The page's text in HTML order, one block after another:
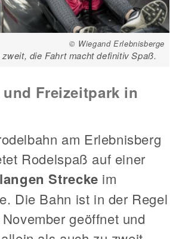
© Wiegand Erlebnisberge
die Fahrt macht definitiv Spaß.
Freizeitpark in
am Erlebnisberg
Rodelspaß auf einer
Strecke im
Die Bahn ist in der Regel
geöffnet und